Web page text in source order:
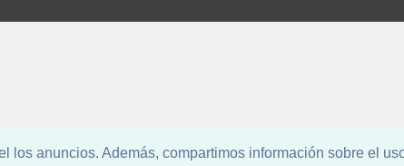
los anuncios. Además, compartimos información sobre el